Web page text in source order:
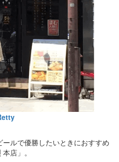
ルで優勝したいときにおすすめ
店」。